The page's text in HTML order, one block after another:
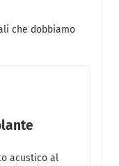
che dobbiamo
acustico al